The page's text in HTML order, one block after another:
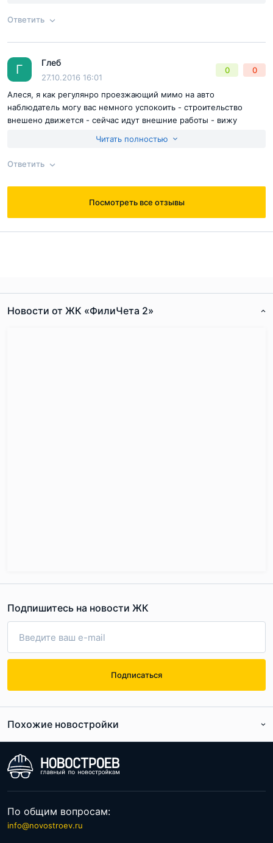
Ответить
Ответ на отзыв
Отправить комментарий
Г Глеб
27.10.2016 16:01
0 0
Алеся, я как регулянро проезжающий мимо на авто
наблюдатель могу вас немного успокоить - строительство
внешено движется - сейчас идут внешние работы - вижу
могу. Не подходим мне по уровню класса.
Читать полностью
Ответить
@Глеб
Посмотреть все отзывы
Новости от ЖК «ФилиЧета 2»
Подпишитесь на новости ЖК
Подписаться
Похожие новостройки
По расположению
По общим вопросам:
info@novostroev.ru